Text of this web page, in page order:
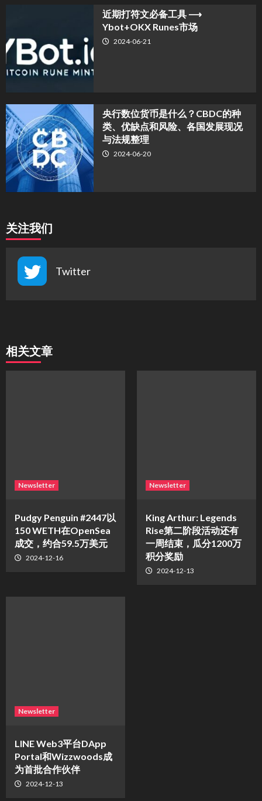
近期打符文必备工具 ⟶
Ybot+OKX Runes市场
2024-06-21
央行数位货币是什么？CBDC的种
类、优缺点和风险、各国发展现况
与法规整理
2024-06-20
关注我们
Twitter
相关文章
Newsletter
Pudgy Penguin #2447以
150 WETH在OpenSea
成交，约合59.5万美元
2024-12-16
Newsletter
King Arthur: Legends
Rise第二阶段活动还有
一周结束，瓜分1200万
积分奖励
2024-12-13
Newsletter
LINE Web3平台DApp
Portal和Wizzwoods成
为首批合作伙伴
2024-12-13